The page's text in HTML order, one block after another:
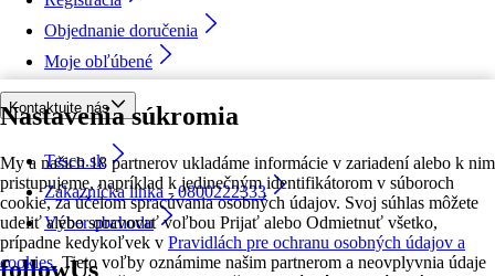
Nastavenia súkromia
My a našich 18 partnerov ukladáme informácie v zariadení alebo k nim
pristupujeme, napríklad k jedinečným identifikátorom v súboroch
cookie, za účelom spracúvania osobných údajov. Svoj súhlas môžete
udeliť alebo spravovať voľbou Prijať alebo Odmietnuť všetko,
prípadne kedykoľvek v Pravidlách pre ochranu osobných údajov a
cookies. Tieto voľby oznámime našim partnerom a neovplyvnia údaje
Objednanie doručenia
Moje obľúbené
Kontaktujte nás
Tesco.sk
Zákaznícka linka - 0800222333
Výber obchodu
followUs